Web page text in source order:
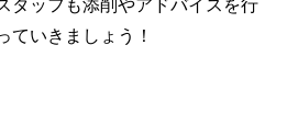
タッフも添削やアドバイスを行
ていきましょう！